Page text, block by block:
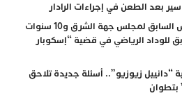
بعد الطعن في إجراءات الرادار
12سنة سجنا لبعيوي الرئيس السابق لمجلس جهة الشرق و10 سنوات
للوداد الرياضي في قضية “إسكوبار
زيوزيو”.. أسئلة جديدة تلاحق